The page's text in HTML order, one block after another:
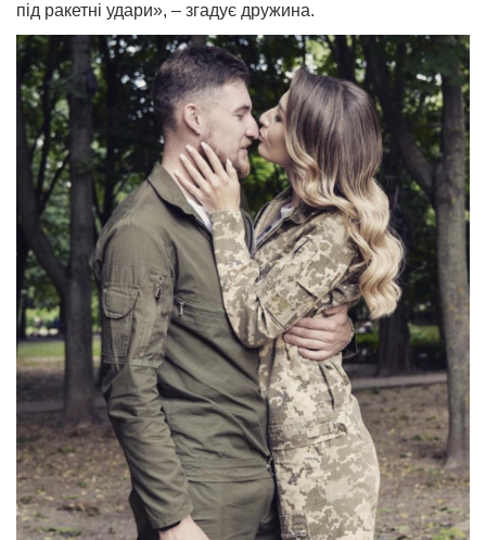
під ракетні удари», – згадує дружина.